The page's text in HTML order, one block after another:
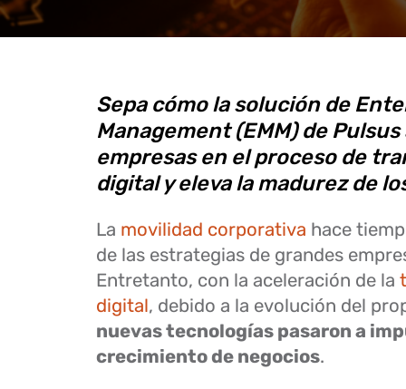
Sepa cómo la solución de
Management (EMM) de Pulsus
empresas en el proceso de
digital y eleva la madurez de
La movilidad corporativa hace
de las estrategias de grandes
Entretanto, con la aceleración de la
digital, debido a la evolución del
nuevas tecnologías pasaron a
crecimiento de negocios.